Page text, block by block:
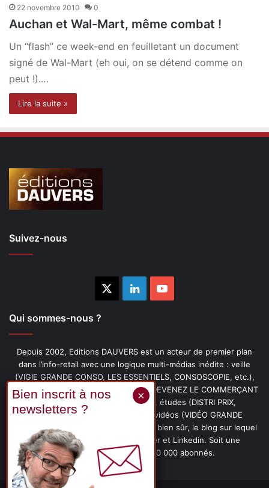
22 novembre 2010 0
Auchan et Wal-Mart, même combat !
Un “flash” ce week-end en feuilletant un document
signé de Wal-Mart (eh oui, on se détend comme on
peut !).…
Lire la suite »
Suivez-nous
LinkedinYouTube
Qui sommes-nous ?
Depuis 2002, Editions DAUVERS est un acteur de premier plan
dans l’info-retail avec une logique multi-médias inédite : veille
(VIGIE GRANDE CONSO, LES ESSENTIELS, CONSOSCOPIE, etc.),
livres (PENSER-CLIENT, IMAGE-PRIX, DEVENEZ LE COMMERÇANT
PRÉFÉRÉ DE VOS CLIENTS, etc.), études (DISTRI PRIX,
PROMOFLASH, DRIVE INSIGHTS), vidéos (VIDÉO GRANDE
CONSO), podcasts (CAFÉ CONSO) et, bien sûr, le blog sur lequel
vous êtes, ainsi que les fils Twitter et Linkedin. Soit une
communauté de plus de 150 000 abonnés.